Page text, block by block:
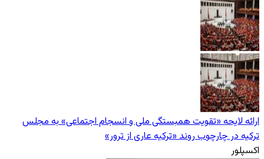
ارائه لایحه «تقویت همبستگی ملی و انسجام اجتماعی» به مجلس
ترکیه در چارچوب روند «ترکیه عاری از ترور»
اکسپلور